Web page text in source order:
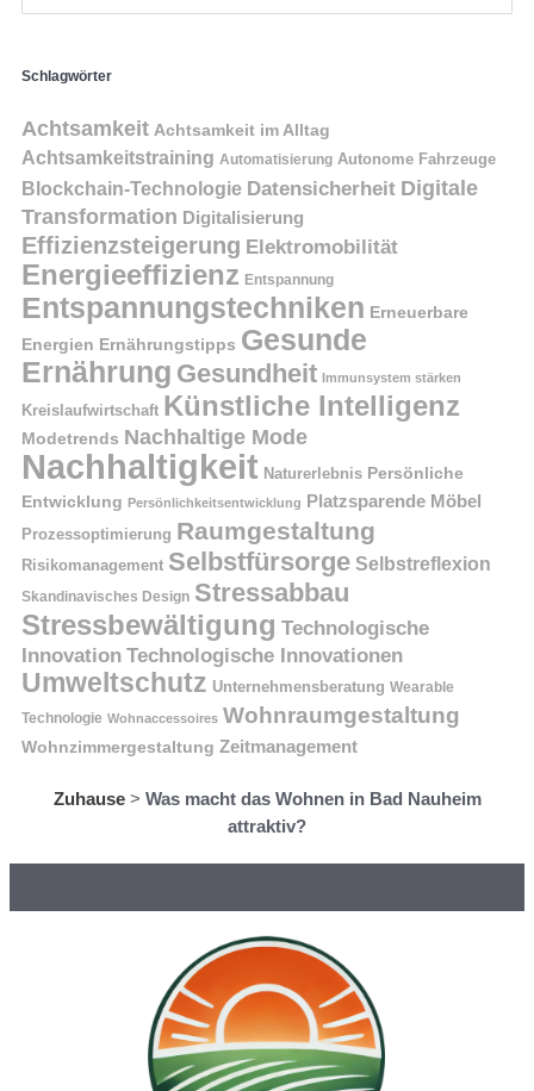
Schlagwörter
Achtsamkeit Achtsamkeit im Alltag
Achtsamkeitstraining Automatisierung Autonome Fahrzeuge
Blockchain-Technologie Datensicherheit Digitale
Transformation Digitalisierung
Effizienzsteigerung Elektromobilität
Energieeffizienz Entspannung
Entspannungstechniken Erneuerbare
Energien Ernährungstipps Gesunde
Ernährung Gesundheit Immunsystem stärken
Kreislaufwirtschaft Künstliche Intelligenz
Modetrends Nachhaltige Mode
Nachhaltigkeit Naturerlebnis Persönliche
Entwicklung Persönlichkeitsentwicklung Platzsparende Möbel
Prozessoptimierung Raumgestaltung
Risikomanagement Selbstfürsorge Selbstreflexion
Skandinavisches Design Stressabbau
Stressbewältigung Technologische
Innovation Technologische Innovationen
Umweltschutz Unternehmensberatung Wearable
Technologie Wohnaccessoires Wohnraumgestaltung
Wohnzimmergestaltung Zeitmanagement
Zuhause> Was macht das Wohnen in Bad Nauheim
attraktiv?